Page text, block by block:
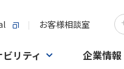
お客様相談室
リティ 企業情報